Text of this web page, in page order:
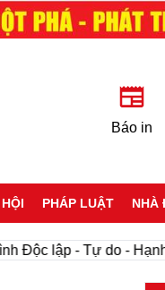
Báo in
PHÁP LUẬT NHÀ
lập - Tự do - Hạnh phúc